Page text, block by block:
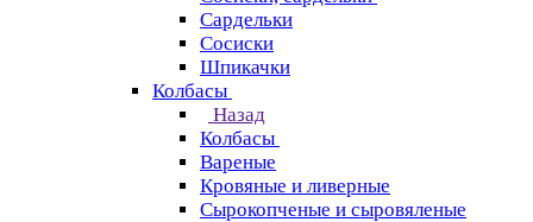
Сардельки
Сосиски
Шпикачки
Колбасы
Назад
Колбасы
Вареные
Кровяные и ливерные
Сырокопченые и сыровяленые